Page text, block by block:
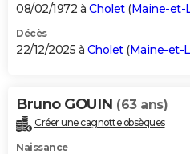
08/02/1972 à Cholet(Maine-et-
Décès
22/12/2025 à Cholet(Maine-et-
Bruno GOUIN (63 ans)
Créer une cagnotte obsèques
Naissance